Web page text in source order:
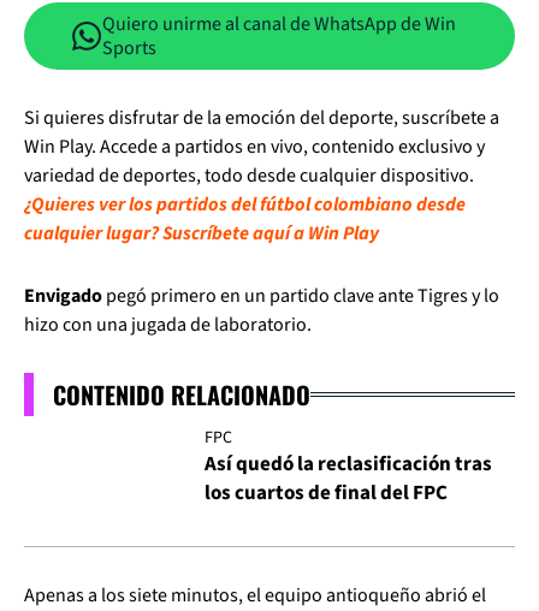
Quiero unirme al canal de WhatsApp de Win
Sports
Si quieres disfrutar de la emoción del deporte, suscríbete a
Win Play. Accede a partidos en vivo, contenido exclusivo y
variedad de deportes, todo desde cualquier dispositivo.
¿Quieres ver los partidos del fútbol colombiano desde
cualquier lugar? Suscríbete aquí a Win Play
Envigadopegó primero en un partido clave ante Tigres y lo
hizo con una jugada de laboratorio.
CONTENIDO RELACIONADO
FPC
Así quedó la reclasificación tras
los cuartos de final del FPC
Apenas a los siete minutos, el equipo antioqueño abrió el